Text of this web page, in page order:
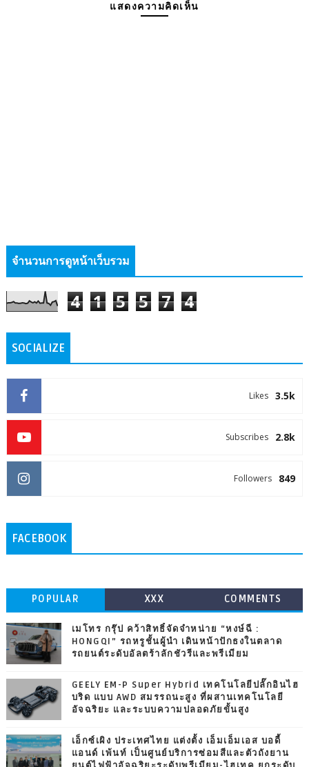
แสดงความคิดเห็น
จำนวนการดูหน้าเว็บรวม
4 1 5 5 7 4
SOCIALIZE
3.5k
Likes
2.8k
Subscribes
849
Followers
FACEBOOK
POPULAR XXX COMMENTS
เมโทร กรุ๊ป คว้าสิทธิ์จัดจำหน่าย “หงษ์ฉี :
HONGQI” รถหรูชั้นผู้นำ เดินหน้าปักธงในตลาด
รถยนต์ระดับอัลตร้าลักชัวรีและพรีเมียม
GEELY EM-P Super Hybrid เทคโนโลยีปลั๊กอินไฮ
บริด แบบ AWD สมรรถนะสูง ที่ผสานเทคโนโลยี
อัจฉริยะ และระบบความปลอดภัยขั้นสูง
เอ็กซ์เผิง ประเทศไทย แต่งตั้ง เอ็มเอ็มเอส บอดี้
แอนด์ เพ้นท์ เป็นศูนย์บริการซ่อมสีและตัวถังยาน